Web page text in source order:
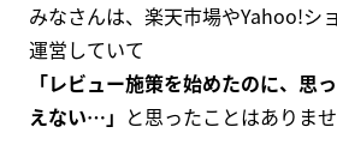
みなさんは、楽天市場やYahoo!シ
運営していて
「レビュー施策を始めたのに、思
えない…」 と思ったことはありま